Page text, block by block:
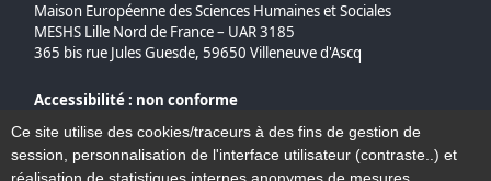
Maison Européenne des Sciences Humaines et Sociales
MESHS Lille Nord de France – UAR 3185
365 bis rue Jules Guesde, 59650 Villeneuve d'Ascq
Accessibilité : non conforme
Mentions légales
Contact
Ce site utilise des cookies/traceurs à des fins de gestion de
session, personnalisation de l'interface utilisateur (contraste..) et